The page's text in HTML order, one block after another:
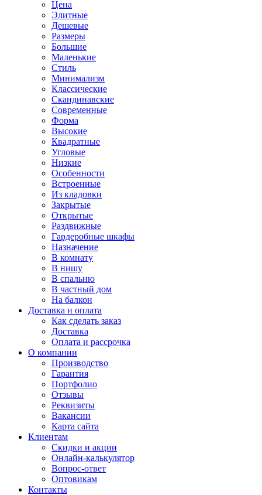
Цена
Элитные
Дешевые
Размеры
Большие
Маленькие
Стиль
Минимализм
Классические
Скандинавские
Современные
Форма
Высокие
Квадратные
Угловые
Низкие
Особенности
Встроенные
Из кладовки
Закрытые
Открытые
Раздвижные
Гардеробные шкафы
Назначение
В комнату
В нишу
В спальню
В частный дом
На балкон
Доставка и оплата
Как сделать заказ
Доставка
Оплата и рассрочка
О компании
Производство
Гарантия
Портфолио
Отзывы
Реквизиты
Вакансии
Карта сайта
Клиентам
Скидки и акции
Онлайн-калькулятор
Вопрос-ответ
Оптовикам
Контакты